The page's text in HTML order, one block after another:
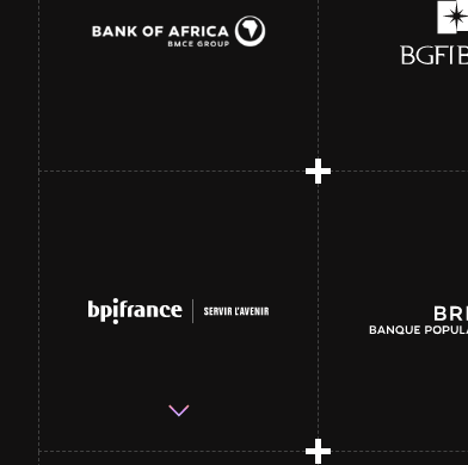
Overcoming regulatory
challenges